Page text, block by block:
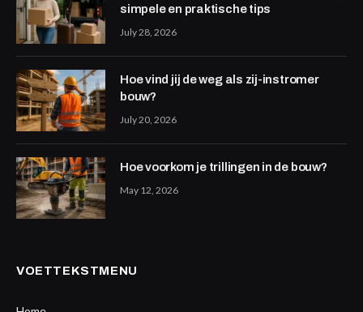
simpele en praktische tips
July 28, 2026
Hoe vind jij de weg als zij-instromer
bouw?
July 20, 2026
Hoe voorkom je trillingen in de bouw?
May 12, 2026
VOETTEKSTMENU